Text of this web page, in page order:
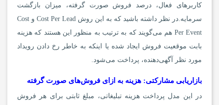
کاربرهای فعال، درصد فروش صورت گرفته، میزان بازگشت
سرمایه.در نظر داشته باشید که به این روش Cost Per Lead و Cost
Per Event هم می‌گویند که به ترتیب به منظور این هستند که هزینه
بابت موقعیت فروش ایجاد شده یا اینکه به خاطر رخ دادن رویداد
مورد نظر آگهی‌دهنده، پرداخت می‎‌شود.
بازاریابی مشارکتی: هزینه به ازای فروش‌های صورت گرفته
در این مدل پرداخت هزینه تبلیغاتی، مبلغ ثابتی برای هر فروش